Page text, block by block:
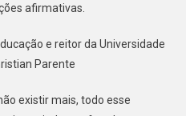
afirmativas.
e reitor da Universidade
Parente
existir mais, todo esse